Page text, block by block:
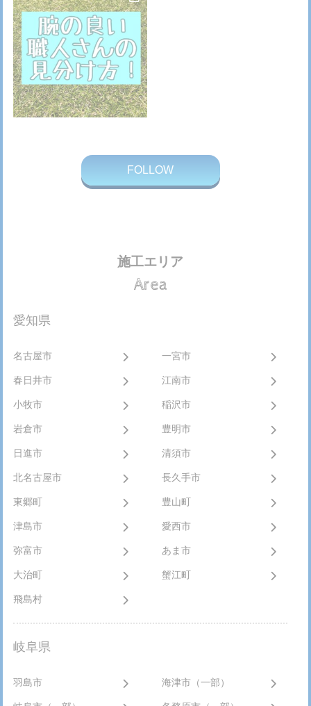
FOLLOW
施工エリア
Area
愛知県
名古屋市 一宮市
春日井市 江南市
小牧市 稲沢市
岩倉市 豊明市
日進市 清須市
北名古屋市 長久手市
東郷町 豊山町
津島市 愛西市
弥富市 あま市
大治町 蟹江町
飛島村
岐阜県
羽島市 海津市（一部）